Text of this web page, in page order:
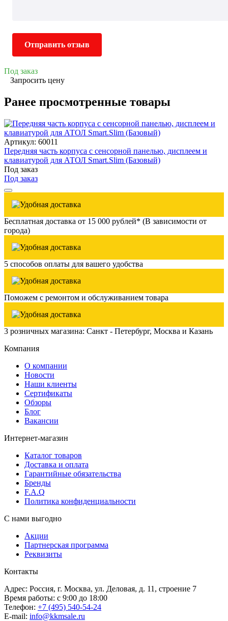
Отправить отзыв
Под заказ
Запросить цену
Ранее просмотренные товары
Артикул: 60011
Передняя часть корпуса с сенсорной панелью, дисплеем и
клавиатурой для АТОЛ Smart.Slim (Базовый)
Под заказ
Под заказ
Бесплатная доставка от 15 000 рублей* (В зависимости от
города)
5 способов оплаты для вашего удобства
Поможем с ремонтом и обслуживанием товара
3 розничных магазина: Санкт - Петербург, Москва и Казань
Компания
О компании
Новости
Наши клиенты
Сертификаты
Обзоры
Блог
Вакансии
Интернет-магазин
Каталог товаров
Доставка и оплата
Гарантийные обязательства
Бренды
F.A.Q
Политика конфиденциальности
С нами выгодно
Акции
Партнерская программа
Реквизиты
Контакты
Адрес: Россия, г. Москва, ул. Деловая, д. 11, строение 7
Время работы: с 9:00 до 18:00
Телефон: +7 (495) 540-54-24
E-mail: info@kkmsale.ru